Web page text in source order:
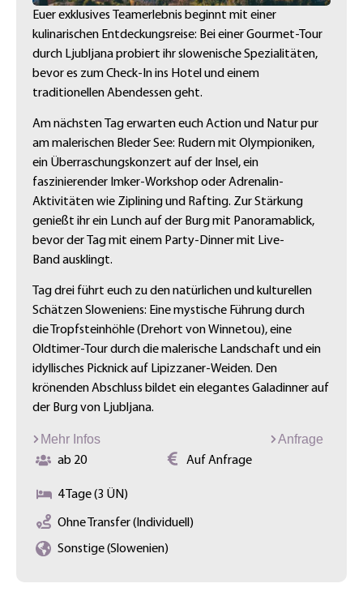
Euer exklusives Teamerlebnis beginnt mit einer
kulinarischen Entdeckungsreise: Bei einer Gourmet-Tour
durch Ljubljana probiert ihr slowenische Spezialitäten,
bevor es zum Check-In ins Hotel und einem
traditionellen Abendessen geht.
Am nächsten Tag erwarten euch Action und Natur pur
am malerischen Bleder See: Rudern mit Olympioniken,
ein Überraschungskonzert auf der Insel, ein
faszinierender Imker-Workshop oder Adrenalin-
Aktivitäten wie Ziplining und Rafting. Zur Stärkung
genießt ihr ein Lunch auf der Burg mit Panoramablick,
bevor der Tag mit einem Party-Dinner mit Live-
Band ausklingt.
Tag drei führt euch zu den natürlichen und kulturellen
Schätzen Sloweniens: Eine mystische Führung durch
die Tropfsteinhöhle (Drehort von Winnetou), eine
Oldtimer-Tour durch die malerische Landschaft und ein
idyllisches Picknick auf Lipizzaner-Weiden. Den
krönenden Abschluss bildet ein elegantes Galadinner auf
der Burg von Ljubljana.
Mehr Infos
Anfrage
ab 20
Auf Anfrage
4 Tage (3 ÜN)
Ohne Transfer (Individuell)
Sonstige (Slowenien)